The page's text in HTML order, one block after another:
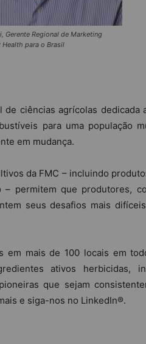
Gerente Regional de Marketing
para o Brasil
ciências agrícolas dedicada
para uma população
em mudança.
da FMC – incluindo
permitem que produtores,
seus desafios mais
em mais de 100 locais em
ativos herbicidas,
que sejam
e siga-nos no LinkedIn®.